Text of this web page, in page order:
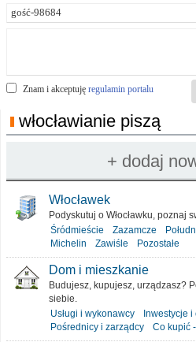
Znam i akceptuję regulamin portalu
włocławianie piszą
Włocławek
Podyskutuj o Włocławku, poznaj
Śródmieście
Zazamcze
Michelin
Zawiśle Pozostałe
Dom i mieszkanie
Budujesz, kupujesz, urządzasz?
siebie.
Usługi i wykonawcy
Inwestycje
Pośrednicy i zarządcy
Co kupić